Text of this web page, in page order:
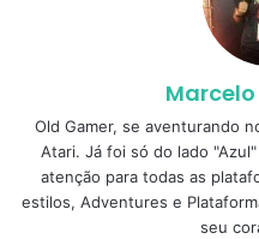
Old Gamer, se aventurando
Atari. Já foi só do lado
atenção para todas as
estilos, Adventures e
seu